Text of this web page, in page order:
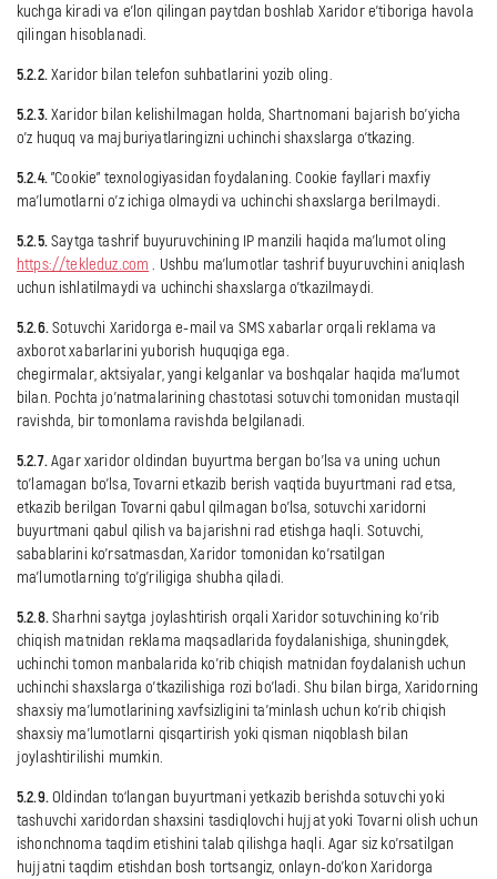
kuchga kiradi va e'lon qilingan paytdan boshlab Xaridor e'tiboriga havola
qilingan hisoblanadi.
5.2.2.Xaridor bilan telefon suhbatlarini yozib oling.
5.2.3.Xaridor bilan kelishilmagan holda, Shartnomani bajarish bo'yicha
o'z huquq va majburiyatlaringizni uchinchi shaxslarga o'tkazing.
5.2.4."Cookie" texnologiyasidan foydalaning. Cookie fayllari maxfiy
ma'lumotlarni o'z ichiga olmaydi va uchinchi shaxslarga berilmaydi.
5.2.5.Saytga tashrif buyuruvchining IP manzili haqida ma'lumot oling
https://tekleduz.com . Ushbu ma'lumotlar tashrif buyuruvchini aniqlash
uchun ishlatilmaydi va uchinchi shaxslarga o'tkazilmaydi.
5.2.6.Sotuvchi Xaridorga e-mail va SMS xabarlar orqali reklama va
axborot xabarlarini yuborish huquqiga ega.
chegirmalar, aktsiyalar, yangi kelganlar va boshqalar haqida ma'lumot
bilan. Pochta jo'natmalarining chastotasi sotuvchi tomonidan mustaqil
ravishda, bir tomonlama ravishda belgilanadi.
5.2.7.Agar xaridor oldindan buyurtma bergan bo'lsa va uning uchun
to'lamagan bo'lsa, Tovarni etkazib berish vaqtida buyurtmani rad etsa,
etkazib berilgan Tovarni qabul qilmagan bo'lsa, sotuvchi xaridorni
buyurtmani qabul qilish va bajarishni rad etishga haqli. Sotuvchi,
sabablarini ko'rsatmasdan, Xaridor tomonidan ko'rsatilgan
ma'lumotlarning to'g'riligiga shubha qiladi.
5.2.8.Sharhni saytga joylashtirish orqali Xaridor sotuvchining ko'rib
chiqish matnidan reklama maqsadlarida foydalanishiga, shuningdek,
uchinchi tomon manbalarida ko'rib chiqish matnidan foydalanish uchun
uchinchi shaxslarga o'tkazilishiga rozi bo'ladi. Shu bilan birga, Xaridorning
shaxsiy ma'lumotlarining xavfsizligini ta'minlash uchun ko'rib chiqish
shaxsiy ma'lumotlarni qisqartirish yoki qisman niqoblash bilan
joylashtirilishi mumkin.
5.2.9.Oldindan to‘langan buyurtmani yetkazib berishda sotuvchi yoki
tashuvchi xaridordan shaxsini tasdiqlovchi hujjat yoki Tovarni olish uchun
ishonchnoma taqdim etishini talab qilishga haqli. Agar siz ko'rsatilgan
hujjatni taqdim etishdan bosh tortsangiz, onlayn-do'kon Xaridorga